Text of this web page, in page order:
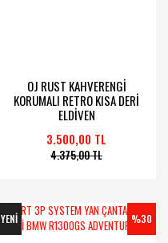
OJ RUST KAHVERENGİ
KORUMALI RETRO KISA DERİ
ELDİVEN
3.500,00 TL
4.375,00 TL
YENİ %30